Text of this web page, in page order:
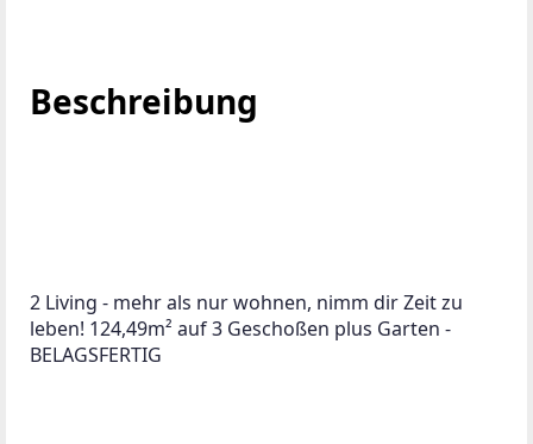
Beschreibung
2 Living - mehr als nur wohnen, nimm dir Zeit zu
leben! 124,49m² auf 3 Geschoßen plus Garten -
BELAGSFERTIG